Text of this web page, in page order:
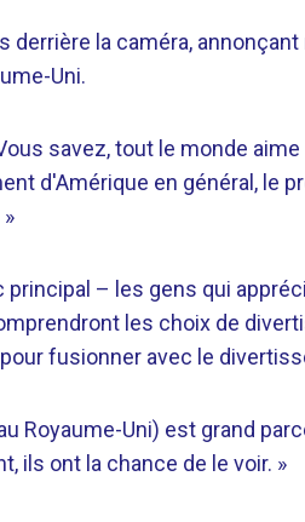
derrière la caméra,
Uni.
savez, tout le monde
d'Amérique en général, le
principal – les gens qui
les choix de
fusionner avec le
Royaume-Uni) est grand
ils ont la chance de le voir. »